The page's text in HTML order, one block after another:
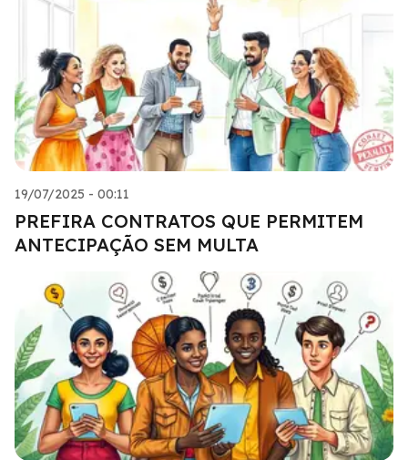
19/07/2025 - 00:11
PREFIRA CONTRATOS QUE PERMITEM
ANTECIPAÇÃO SEM MULTA